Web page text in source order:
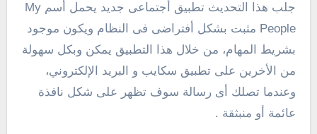
جلب هذا التحديث تطبيق أجتماعى جديد يحمل أسم My
People مثبت بشكل أفتراضى فى النظام ويكون موجود
بشريط المهام، من خلال هذا التطبيق يمكن وبكل سهولة
من الأخرين على تطبيق سكايب و البريد الإلكتروني،
وعندما تصلك أى رسالة سوف تظهر على شكل نافذة
عائمة أو منبثقة .